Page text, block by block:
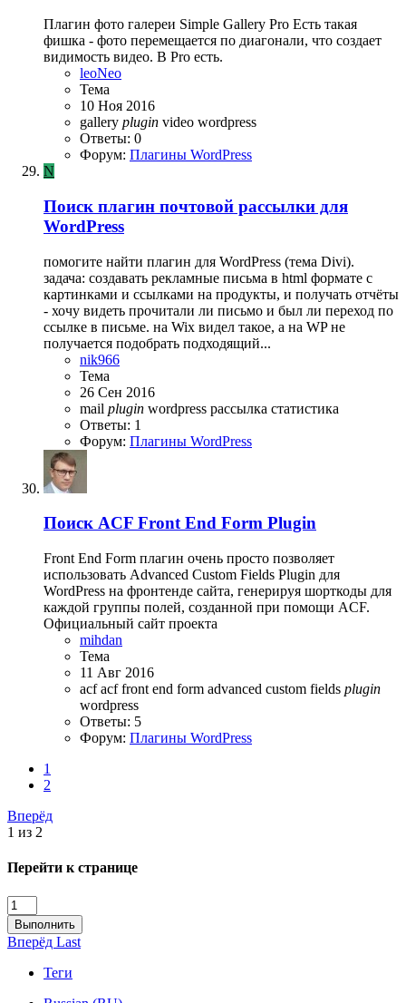
Плагин фото галереи Simple Gallery Pro Есть такая
фишка - фото перемещается по диагонали, что создает
видимость видео. В Pro есть.
leoNeo
Тема
10 Ноя 2016
gallery plugin video wordpress
Ответы: 0
Форум: Плагины WordPress
N
Поиск плагин почтовой рассылки для
WordPress
помогите найти плагин для WordPress (тема Divi).
задача: создавать рекламные письма в html формате с
картинками и ссылками на продукты, и получать отчёты
- хочу видеть прочитали ли письмо и был ли переход по
ссылке в письме. на Wix видел такое, а на WP не
получается подобрать подходящий...
nik966
Тема
26 Сен 2016
mail plugin wordpress рассылка статистика
Ответы: 1
Форум: Плагины WordPress
Поиск ACF Front End Form Plugin
Front End Form плагин очень просто позволяет
использовать Advanced Custom Fields Plugin для
WordPress на фронтенде сайта, генерируя шорткоды для
каждой группы полей, созданной при помощи ACF.
Официальный сайт проекта
mihdan
Тема
11 Авг 2016
acfacf front end form advanced custom fields plugin
wordpress
Ответы: 5
Форум: Плагины WordPress
1
2
Вперёд
1 из 2
Перейти к странице
Выполнить
Вперёд Last
Теги